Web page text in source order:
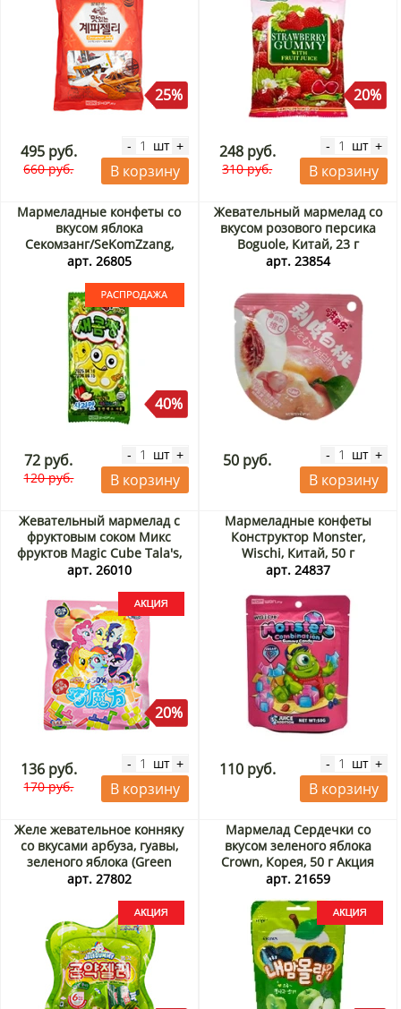
25%
495 руб.
660 руб.
- шт +
В корзину
20%
248 руб.
310 руб.
- шт +
В корзину
Мармеладные конфеты со
вкусом яблока
Секомзанг/SeKomZzang,
Корея, 35 г. Срок до
арт. 26805
40%
72 руб.
120 руб.
- шт +
В корзину
Жевательный мармелад со
вкусом розового персика
Boguole, Китай, 23 г
арт. 23854
50 руб. - шт +
В корзину
Жевательный мармелад с
фруктовым соком Микс
фруктов Magic Cube Tala's,
Китай, 60 г Акция
арт. 26010
20%
136 руб.
170 руб.
- шт +
В корзину
Мармеладные конфеты
Конструктор Monster,
Wischi, Китай, 50 г
арт. 24837
110 руб. - шт +
В корзину
Желе жевательное конняку
со вкусами арбуза, гуавы,
зеленого яблока (Green
Pack) JeleGummy KioKio Star
Акция
арт. 27802
Мармелад Сердечки со
вкусом зеленого яблока
Crown, Корея, 50 г Акция
арт. 21659